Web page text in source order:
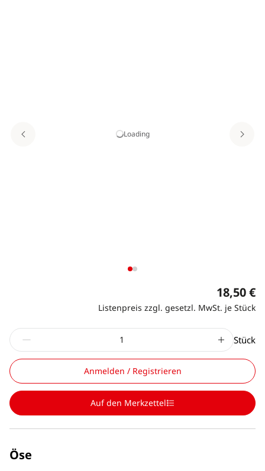
Loading
18,50 €
Listenpreis zzgl. gesetzl. MwSt. je Stück
Stück
Anmelden / Registrieren
Auf den Merkzettel
Öse